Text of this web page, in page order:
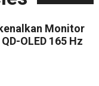
Monitor
OLED 165 Hz